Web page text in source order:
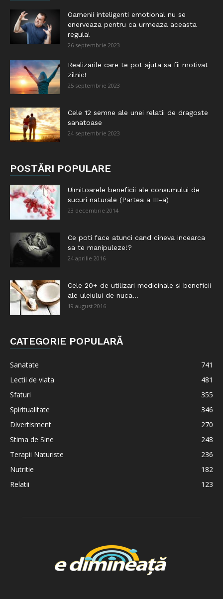
Oamenii inteligenti emotional nu se
enerveaza pentru ca urmeaza aceasta
regula!
26 septembrie 2023
Realizarile care te pot ajuta sa fii motivat
zilnic!
25 septembrie 2023
Cele 12 semne ale unei relatii de dragoste
sanatoase
24 septembrie 2023
POSTĂRI POPULARE
Uimitoarele beneficii ale consumului de
sucuri naturale (Partea a III-a)
23 decembrie 2014
Ce poti face atunci cand cineva incearca
sa te manipuleze!?
24 aprilie 2016
Cele 20+ de utilizari medicinale si beneficii
ale uleiului de nuca...
19 august 2016
CATEGORIE POPULARĂ
Sanatate
741
Lectii de viata
481
Sfaturi
355
Spiritualitate
346
Divertisment
270
Stima de Sine
248
Terapii Naturiste
236
Nutritie
182
Relatii
123